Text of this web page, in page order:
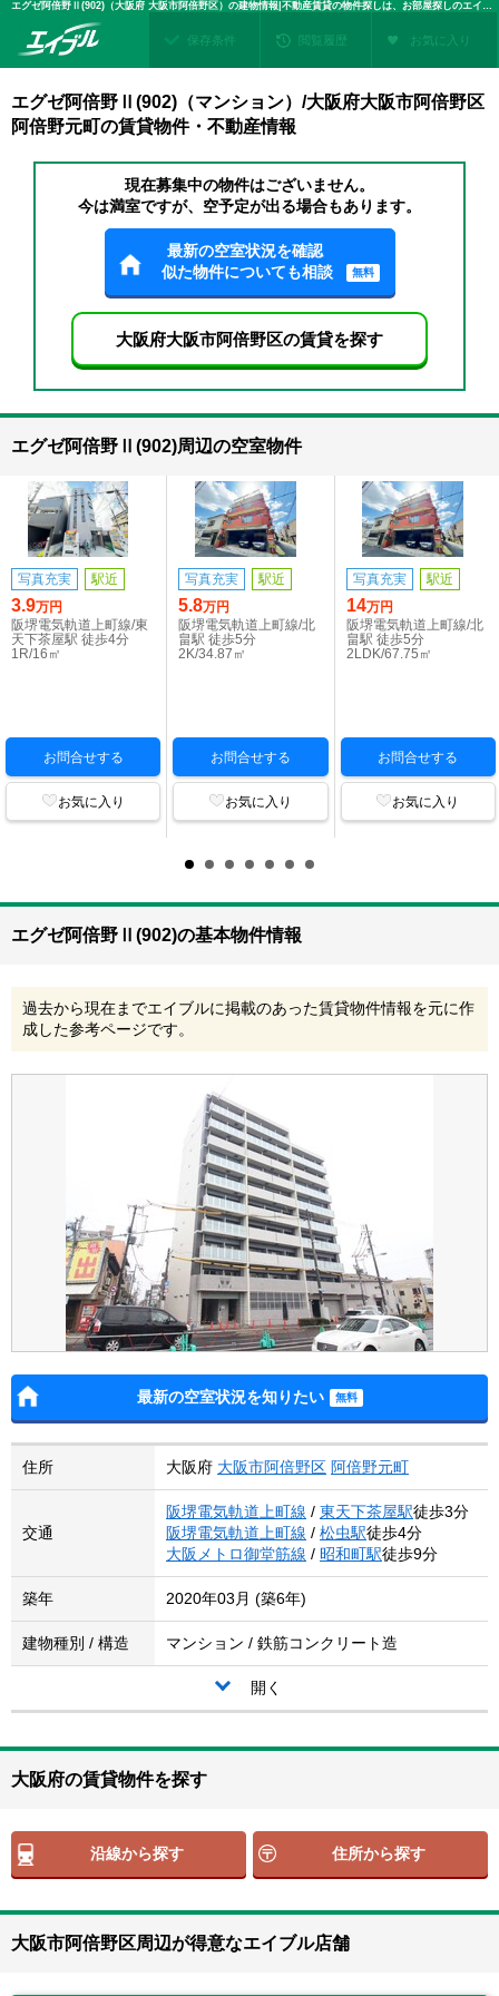
エグゼ阿倍野Ⅱ(902)（大阪府 大阪市阿倍野区）の建物情報|不動産賃貸の物件探しは、お部屋探しのエイブル
保存条件 閲覧履歴 お気に入り
エグゼ阿倍野Ⅱ(902)（マンション）/大阪府大阪市阿倍野区
阿倍野元町の賃貸物件・不動産情報
現在募集中の物件はございません。
今は満室ですが、空予定が出る場合もあります。
最新の空室状況を確認
似た物件についても相談
無料
大阪府大阪市阿倍野区の賃貸を探す
エグゼ阿倍野Ⅱ(902)周辺の空室物件
写真充実 駅近
3.9万円
阪堺電気軌道上町線/東
天下茶屋駅 徒歩4分
1R/16㎡
お問合せする
お気に入り
写真充実 駅近
5.8万円
阪堺電気軌道上町線/北
畠駅 徒歩5分
2K/34.87㎡
お問合せする
お気に入り
写真充実 駅近
14万円
阪堺電気軌道上町線/北
畠駅 徒歩5分
2LDK/67.75㎡
お問合せする
お気に入り
エグゼ阿倍野Ⅱ(902)の基本物件情報
過去から現在までエイブルに掲載のあった賃貸物件情報を元に作
成した参考ページです。
最新の空室状況を知りたい
住所 大阪府 大阪市阿倍野区 阿倍野元町
交通
阪堺電気軌道上町線 / 東天下茶屋駅徒歩3分
阪堺電気軌道上町線 / 松虫駅徒歩4分
大阪メトロ御堂筋線 / 昭和町駅徒歩9分
築年 2020年03月 (築6年)
建物種別 / 構造 マンション / 鉄筋コンクリート造
開く
大阪府の賃貸物件を探す
沿線から探す 住所から探す
大阪市阿倍野区周辺が得意なエイブル店舗